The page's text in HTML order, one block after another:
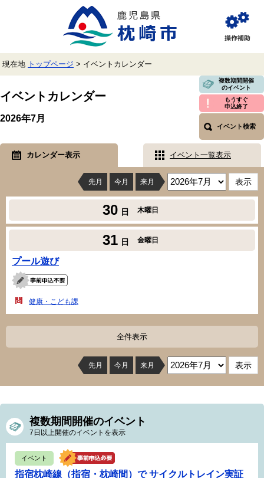
で
ば
本
へ
覧
補
現在地 トップページ > イベントカレンダー
イベントカレンダー
複数期間開催
のイベント
もうすぐ
申込終了
イベント検索
2026年7月
カレンダー表示 イベント一覧表示
先月 今月 来月
30 日 木曜日
31 日 金曜日
プール遊び
健康・こども課
全件表示
先月 今月 来月
複数期間開催のイベント
7日以上開催のイベントを表示
イベント
指宿枕崎線（指宿・枕崎間）で サイクルトレイン実証